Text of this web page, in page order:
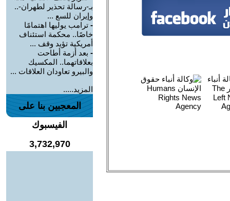
بـ-رسالة تحذير لطهران-..
وإيران للسع ...
- ترامب يوليها اهتمامًا
خاصًا.. محكمة استئناف
أمريكية تؤيد وقف ...
- بعد أزمة أطاحت
بعلاقاتهما.. المكسيك
والبيرو تعاودان العلاقات ...
المزيد.....
المعجبين بنا على
الفيسبوك
3,732,970